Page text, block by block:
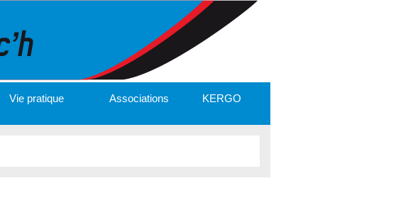
Vie pratique Associations KERGO